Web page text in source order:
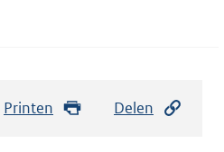
Printen Delen